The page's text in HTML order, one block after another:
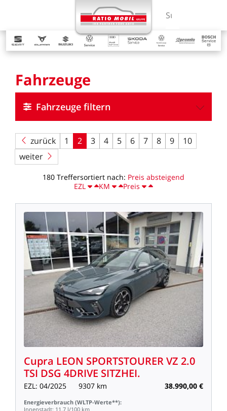
Suchbegriff
Fahrzeuge
Fahrzeuge filtern
zurück 1 2 3 4 5 6 7 8 9
10
weiter
180 Treffersortiert nach: Preis absteigend
EZL
KM Preis
Cupra LEON SPORTSTOURERVZ 2.0
TSI DSG 4DRIVE SITZHEI.
EZL: 04/2025 9307 km 38.990,00 €
Energieverbrauch (WLTP-Werte**):
Innenstadt: 11,7 l/100 km